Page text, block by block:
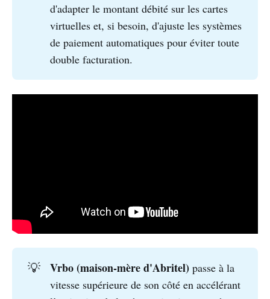
d'adapter le montant débité sur les cartes
virtuelles et, si besoin, d'ajuste les systèmes
de paiement automatiques pour éviter toute
double facturation.
💡 Vrbo (maison-mère d'Abritel) passe à la
vitesse supérieure de son côté en accélérant